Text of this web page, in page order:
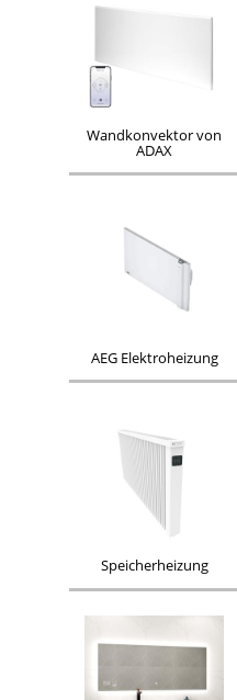
Wandkonvektor von
ADAX
AEG Elektroheizung
Speicherheizung